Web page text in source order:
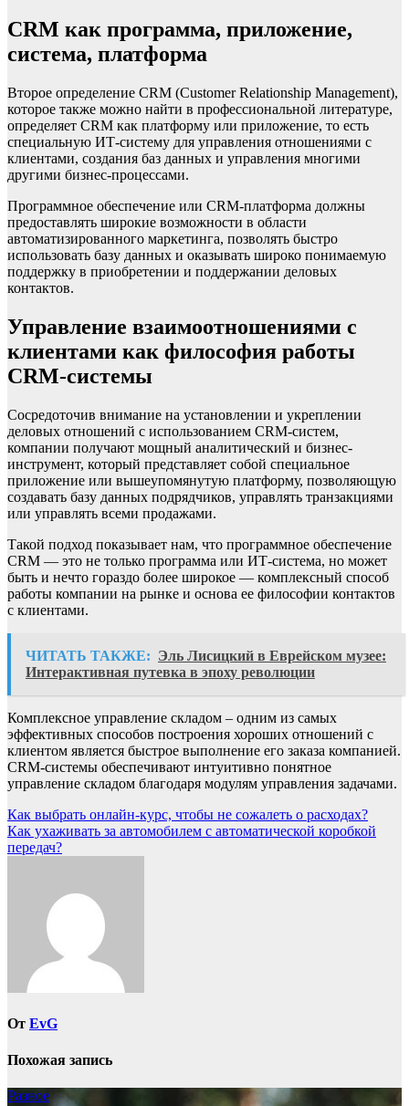
CRM как программа, приложение,
система, платформа
Второе определение CRM (Customer Relationship Management),
которое также можно найти в профессиональной литературе,
определяет CRM как платформу или приложение, то есть
специальную ИТ-систему для управления отношениями с
клиентами, создания баз данных и управления многими
другими бизнес-процессами.
Программное обеспечение или CRM-платформа должны
предоставлять широкие возможности в области
автоматизированного маркетинга, позволять быстро
использовать базу данных и оказывать широко понимаемую
поддержку в приобретении и поддержании деловых
контактов.
Управление взаимоотношениями с
клиентами как философия работы
CRM-системы
Сосредоточив внимание на установлении и укреплении
деловых отношений с использованием CRM-систем,
компании получают мощный аналитический и бизнес-
инструмент, который представляет собой специальное
приложение или вышеупомянутую платформу, позволяющую
создавать базу данных подрядчиков, управлять транзакциями
или управлять всеми продажами.
Такой подход показывает нам, что программное обеспечение
CRM — это не только программа или ИТ-система, но может
быть и нечто гораздо более широкое — комплексный способ
работы компании на рынке и основа ее философии контактов
с клиентами.
ЧИТАТЬ ТАКЖЕ: Эль Лисицкий в Еврейском музее:
Интерактивная путевка в эпоху революции
Комплексное управление складом – одним из самых
эффективных способов построения хороших отношений с
клиентом является быстрое выполнение его заказа компанией.
CRM-системы обеспечивают интуитивно понятное
управление складом благодаря модулям управления задачами.
Навигация
по
Как выбрать онлайн-курс, чтобы не сожалеть о расходах?
Как ухаживать за автомобилем с автоматической коробкой
передач?
От EvG
Похожая запись
Разное